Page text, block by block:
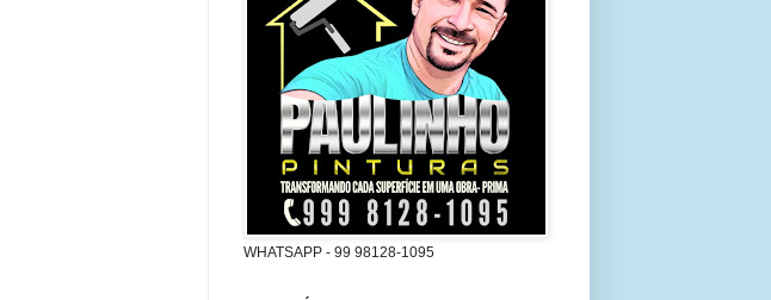
WHATSAPP - 99 98128-1095